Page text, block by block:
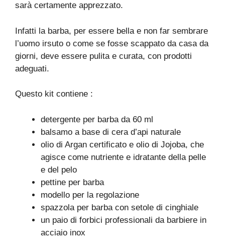
sarà certamente apprezzato.
Infatti la barba, per essere bella e non far sembrare
l’uomo irsuto o come se fosse scappato da casa da
giorni, deve essere pulita e curata, con prodotti
adeguati.
Questo kit contiene :
detergente per barba da 60 ml
balsamo a base di cera d’api naturale
olio di Argan certificato e olio di Jojoba, che
agisce come nutriente e idratante della pelle
e del pelo
pettine per barba
modello per la regolazione
spazzola per barba con setole di cinghiale
un paio di forbici professionali da barbiere in
acciaio inox